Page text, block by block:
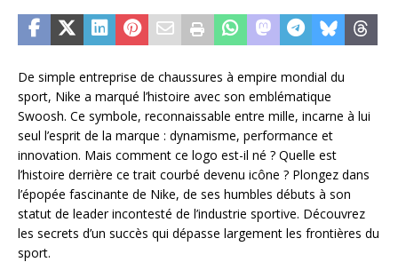
De simple entreprise de chaussures à empire mondial du
sport, Nike a marqué l’histoire avec son emblématique
Swoosh. Ce symbole, reconnaissable entre mille, incarne à lui
seul l’esprit de la marque : dynamisme, performance et
innovation. Mais comment ce logo est-il né ? Quelle est
l’histoire derrière ce trait courbé devenu icône ? Plongez dans
l’épopée fascinante de Nike, de ses humbles débuts à son
statut de leader incontesté de l’industrie sportive. Découvrez
les secrets d’un succès qui dépasse largement les frontières du
sport.